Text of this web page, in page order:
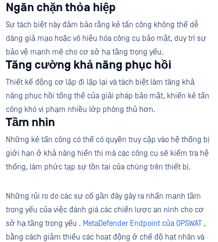
Ngăn chặn thỏa hiệp
Sự tách biệt này đảm bảo rằng kẻ tấn công không thể dễ
dàng giả mạo hoặc vô hiệu hóa công cụ bảo mật, duy trì sự
bảo vệ mạnh mẽ cho cơ sở hạ tầng trọng yếu.
Tăng cường khả năng phục hồi
Thiết kế động cơ lặp đi lặp lại và tách biệt làm tăng khả
năng phục hồi tổng thể của giải pháp bảo mật, khiến kẻ tấn
công khó vi phạm nhiều lớp phòng thủ hơn.
Tầm nhìn
Những kẻ tấn công có thể có quyền truy cập vào hệ thống bị
giới hạn ở khả năng hiển thị mà các công cụ sẽ kiểm tra hệ
thống, làm phức tạp sự tồn tại của chúng trên thiết bị.
Những rủi ro do các sự cố gần đây gây ra nhấn mạnh tầm
trọng yếu của việc đánh giá các chiến lược an ninh cho cơ
sở hạ tầng trọng yếu . MetaDefender Endpoint của OPSWAT ,
bằng cách giảm thiểu các hoạt động ở chế độ hạt nhân và